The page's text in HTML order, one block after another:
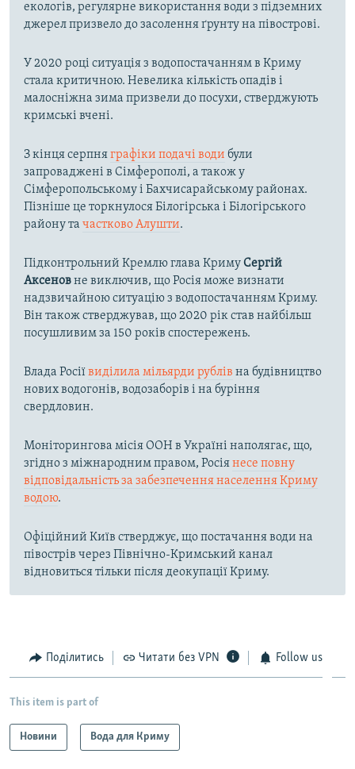
екологів, регулярне використання води з підземних
джерел призвело до засолення ґрунту на півострові.
У 2020 році ситуація з водопостачанням в Криму
стала критичною. Невелика кількість опадів і
малосніжна зима призвели до посухи, стверджують
кримські вчені.
З кінця серпняграфіки подачі води були
запроваджені в Сімферополі, а також у
Сімферопольському і Бахчисарайському районах.
Пізніше це торкнулося Білогірська і Білогірського
району та частково Алушти.
Підконтрольний Кремлю глава КримуСергій
Аксеновне виключив, що Росія може визнати
надзвичайною ситуацію з водопостачанням Криму.
Він також стверджував, що 2020 рік став найбільш
посушливим за 150 років спостережень.
Влада Росіївиділила мільярди рублів на будівництво
нових водогонів, водозаборів і на буріння
свердловин.
Моніторингова місія ООН в Україні наполягає, що,
згідно з міжнародним правом, Росіянесе повну
відповідальність за забезпечення населення Криму
водою.
Офіційний Київ стверджує, що постачання води на
півострів через Північно-Кримський канал
відновиться тільки після деокупації Криму.
Поділитись Читати без VPN Follow us
This item is part of
Новини Вода для Криму